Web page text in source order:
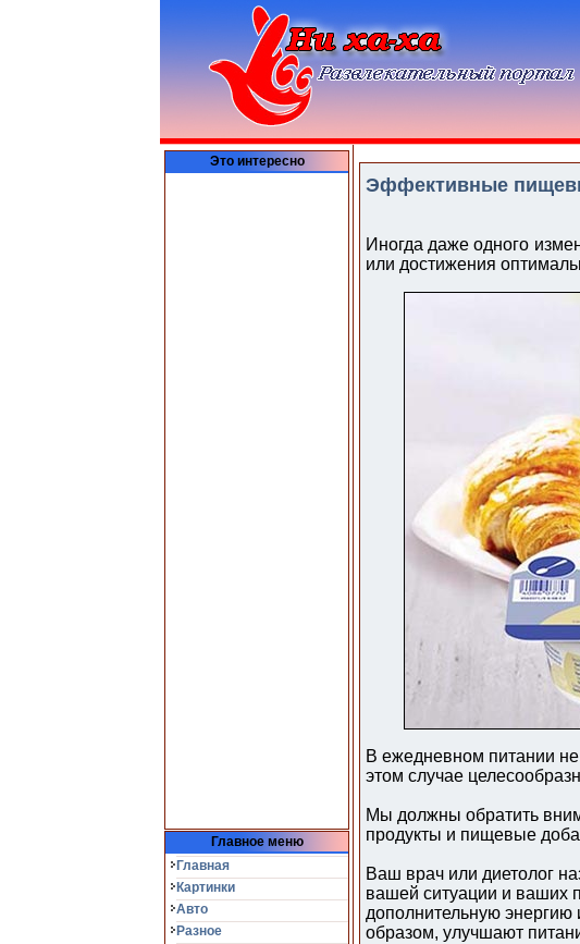
Это интересно
Главное меню
Главная
Картинки
Авто
Разное
Эффективные
Иногда даже одного
или достижения
В ежедневном питании
этом случае
Мы должны обратить
продукты и пищевые
Ваш врач или диетолог
вашей ситуации и ваших
дополнительную энергию
образом, улучшают